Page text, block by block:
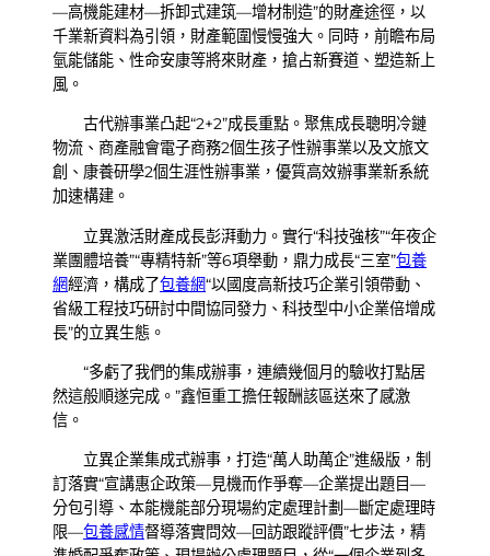
—高機能建材—拆卸式建筑—增材制造”的財產途徑，以
千業新資料為引領，財產範圍慢慢強大。同時，前瞻布局
氫能儲能、性命安康等將來財產，搶占新賽道、塑造新上
風。
古代辦事業凸起“2+2”成長重點。聚焦成長聰明冷鏈
物流、商產融會電子商務2個生孩子性辦事業以及文旅文
創、康養研學2個生涯性辦事業，優質高效辦事業新系統
加速構建。
立異激活財產成長彭湃動力。實行“科技強核”“年夜企
業團體培養”“專精特新”等6項舉動，鼎力成長“三室”包養
網經濟，構成了包養網“以國度高新技巧企業引領帶動、
省級工程技巧研討中間協同發力、科技型中小企業倍增成
長”的立異生態。
“多虧了我們的集成辦事，連續幾個月的驗收打點居
然這般順遂完成。”鑫恒重工擔任報酬該區送來了感激
信。
立異企業集成式辦事，打造“萬人助萬企”進級版，制
訂落實“宣講惠企政策—見機而作爭奪—企業提出題目—
分包引導、本能機能部分現場約定處理計劃—斷定處理時
限—包養感情督導落實問效—回訪跟蹤評價”七步法，精